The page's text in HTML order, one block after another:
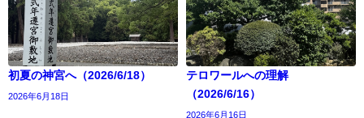
初夏の神宮へ（2026/6/18）
2026年6月18日
テロワールへの理解
（2026/6/16）
2026年6月16日